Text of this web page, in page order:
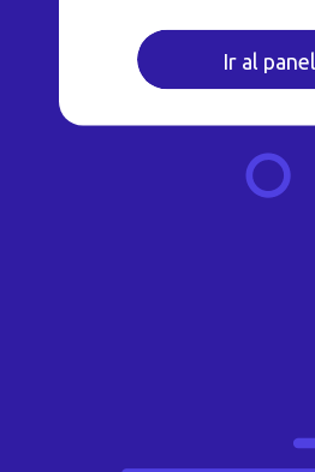
Ir al panel